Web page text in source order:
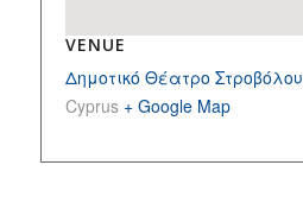
VENUE
Δημοτικό Θέατρο Στροβόλου
Cyprus + Google Map